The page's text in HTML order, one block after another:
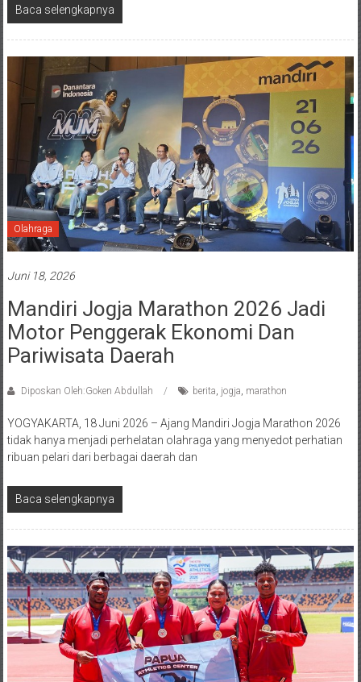
Baca selengkapnya
Olahraga
Juni 18, 2026
Mandiri Jogja Marathon 2026 Jadi
Motor Penggerak Ekonomi Dan
Pariwisata Daerah
Diposkan Oleh:Goken Abdullah berita, jogja, marathon
YOGYAKARTA, 18 Juni 2026 – Ajang Mandiri Jogja Marathon 2026
tidak hanya menjadi perhelatan olahraga yang menyedot perhatian
ribuan pelari dari berbagai daerah dan
Baca selengkapnya